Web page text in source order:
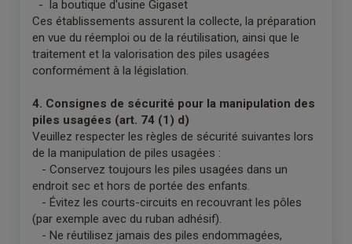
- la boutique d'usine Gigaset
Ces établissements assurent la collecte, la préparation
en vue du réemploi ou de la réutilisation, ainsi que le
traitement et la valorisation des piles usagées
conformément à la législation.
4. Consignes de sécurité pour la manipulation des
piles usagées (art. 74 (1) d)
Veuillez respecter les règles de sécurité suivantes lors
de la manipulation de piles usagées :
- Conservez toujours les piles usagées dans un
endroit sec et hors de portée des enfants.
- Évitez les courts-circuits en recouvrant les pôles
(par exemple avec du ruban adhésif).
- Ne réutilisez jamais des piles endommagées,